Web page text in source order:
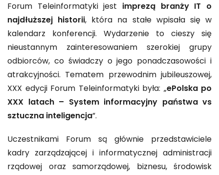
Forum Teleinformatyki jest imprezą branży IT o
najdłuższej historii, która na stałe wpisała się w
kalendarz konferencji. Wydarzenie to cieszy się
nieustannym zainteresowaniem szerokiej grupy
odbiorców, co świadczy o jego ponadczasowości i
atrakcyjności. Tematem przewodnim jubileuszowej,
XXX edycji Forum Teleinformatyki była: „ePolska po
XXX latach – System informacyjny państwa vs
sztuczna inteligencja”​.
Uczestnikami Forum są głównie przedstawiciele
kadry zarządzającej i informatycznej administracji
rządowej oraz samorządowej, biznesu, środowisk